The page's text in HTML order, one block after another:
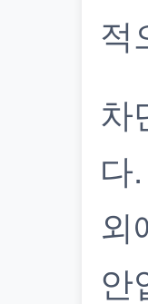
적
차
다
외
안